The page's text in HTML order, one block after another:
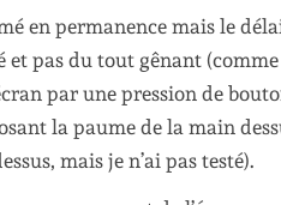
en permanence mais le
pas du tout gênant (comme
par une pression de
la paume de la main
mais je n’ai pas testé).